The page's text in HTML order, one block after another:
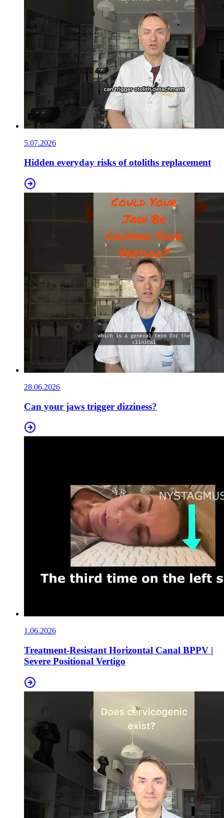
5.07.2026
Hidden everyday risks of otoliths replacement
28.06.2026
Can your jaws trigger dizziness?
1.06.2026
Treatment-Resistant Horizontal Canal BPPV |
Severe Positional Vertigo